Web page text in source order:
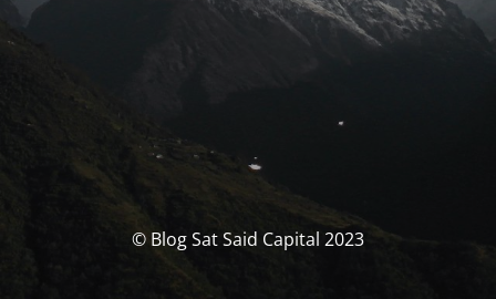
© Blog Sat Said Capital 2023